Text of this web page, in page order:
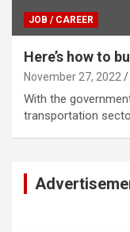
JOB / CAREER
Here’s how to
November 27, 2022
With the
transportation